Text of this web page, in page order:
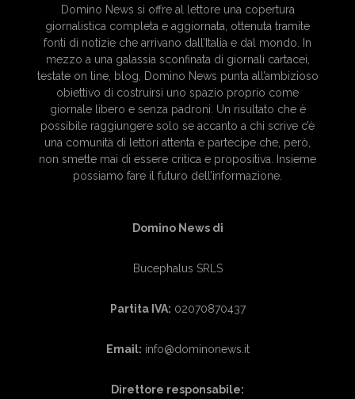
Domino News si offre al lettore una copertura
giornalistica completa e aggiornata, ottenuta tramite
fonti di notizie che arrivano dall’Italia e dal mondo. In
mezzo a una galassia sconfinata di giornali cartacei,
testate on line, blog, Domino News punta all’ambizioso
obiettivo di costruirsi uno spazio proprio come
giornale libero e senza padroni. Un risultato che è
possibile raggiungere solo se accanto a chi scrive c’è
una comunità di lettori attenta e partecipe che, però,
non smette mai di essere critica e propositiva. Insieme
possiamo fare il futuro dell’informazione.
Domino News di
Bucephalus SRLS
Partita IVA: 02070870437
Email: info@dominonews.it
Direttore responsabile: